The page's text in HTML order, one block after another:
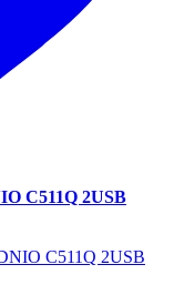
C511Q 2USB